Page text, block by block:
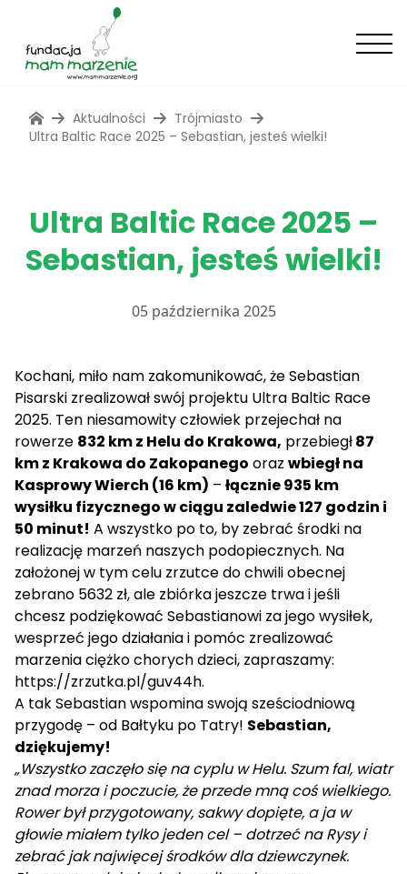
Aktualności
Trójmiasto
Ultra Baltic Race 2025 – Sebastian, jesteś wielki!
Ultra Baltic Race 2025 –
Sebastian, jesteś wielki!
05 października 2025
Kochani, miło nam zakomunikować, że Sebastian
Pisarski zrealizował swój projektu Ultra Baltic Race
2025. Ten niesamowity człowiek przejechał na
rowerze 832 km z Helu do Krakowa, przebiegł87
km z Krakowa do Zakopanego oraz wbiegł na
Kasprowy Wierch (16 km) – łącznie 935 km
wysiłku fizycznego w ciągu zaledwie 127 godzin i
50 minut! A wszystko po to, by zebrać środki na
realizację marzeń naszych podopiecznych. Na
założonej w tym celu zrzutce do chwili obecnej
zebrano 5632 zł, ale zbiórka jeszcze trwa i jeśli
chcesz podziękować Sebastianowi za jego wysiłek,
wesprzeć jego działania i pomóc zrealizować
marzenia ciężko chorych dzieci, zapraszamy:
https://zrzutka.pl/guv44h.
A tak Sebastian wspomina swoją sześciodniową
przygodę – od Bałtyku po Tatry! Sebastian,
dziękujemy!
„Wszystko zaczęło się na cyplu w Helu. Szum fal, wiatr
znad morza i poczucie, że przede mną coś wielkiego.
Rower był przygotowany, sakwy dopięte, a ja w
głowie miałem tylko jeden cel – dotrzeć na Rysy i
zebrać jak najwięcej środków dla dziewczynek.